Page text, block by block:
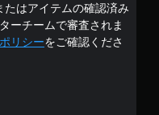
3
.
はアイテムの確認済み
ーチームで審査されま
リシーをご確認くださ